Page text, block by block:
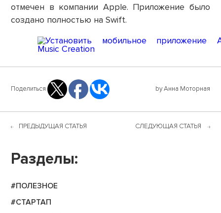
отмечен в компании Apple. Приложение было
создано полностью на Swift.
Поделиться by Анна Моторная
ПРЕДЫДУЩАЯ СТАТЬЯ СЛЕДУЮЩАЯ СТАТЬЯ
Разделы:
#ПОЛЕЗНОЕ
#СТАРТАП